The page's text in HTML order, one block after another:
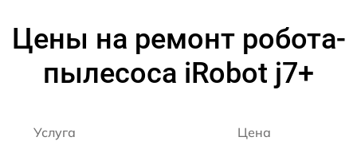
Цены на ремонт робота-
пылесоса iRobot j7+
Услуга Цена